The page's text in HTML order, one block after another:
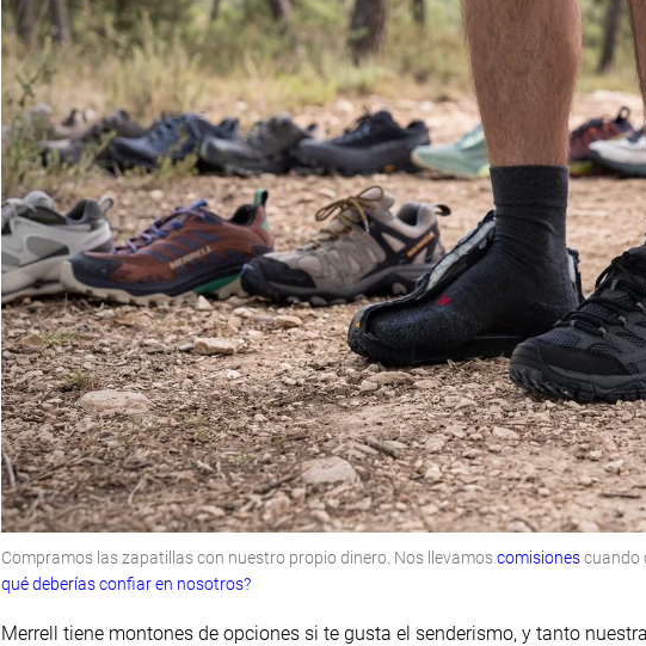
Compramos las zapatillas con nuestro propio dinero. Nos llevamoscomisionescuando
qué deberías confiar en nosotros?
Merrell tiene montones de opciones si te gusta el senderismo, y tanto